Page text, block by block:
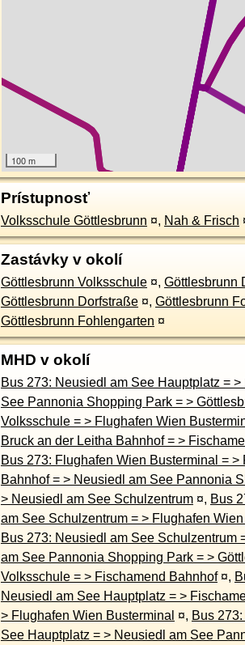
100 m
Prístupnosť
Volksschule Göttlesbrunn ¤, Nah & Frisch
Zastávky v okolí
Göttlesbrunn Volksschule ¤, Göttlesbrunn
Göttlesbrunn Dorfstraße ¤, Göttlesbrunn
Göttlesbrunn Fohlengarten ¤
MHD v okolí
Bus 273: Neusiedl am See Hauptplatz = > Neusiedl am
See Pannonia Shopping Park = > Göttlesbrunn
Volksschule = > Flughafen Wien
Bruck an der Leitha
Bus 273: Flughafen Wien Busterminal = > Fischamend
Bahnhof = > Neusiedl am See Pannonia Shopping Park =
> Neusiedl am See Schulzentrum ¤, Bus
am See Schulzentrum = >
Bus 273: Neusiedl am See Schulzentrum = >
am See Pannonia Shopping Park = > Göttlesbrunn
Volksschule = > Fischamend Bahnhof ¤,
Neusiedl am See Hauptplatz = > Fischamend Bahnhof =
> Flughafen Wien Busterminal ¤, Bus
See Hauptplatz = > Neusiedl am See Pannonia Shopping